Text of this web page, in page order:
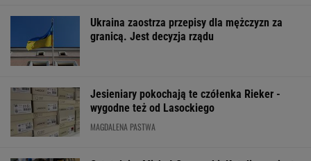
Ukraina zaostrza przepisy dla mężczyzn za
granicą. Jest decyzja rządu
Jesieniary pokochają te czółenka Rieker -
wygodne też od Lasockiego
MAGDALENA PASTWA